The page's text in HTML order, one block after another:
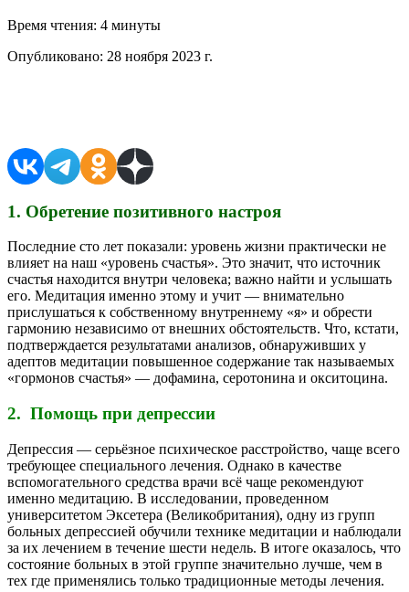
Время чтения: 4 минуты
Опубликовано: 28 ноября 2023 г.
1. Обретение позитивного настроя
Последние сто лет показали: уровень жизни практически не
влияет на наш «уровень счастья». Это значит, что источник
счастья находится внутри человека; важно найти и услышать
его. Медитация именно этому и учит — внимательно
прислушаться к собственному внутреннему «я» и обрести
гармонию независимо от внешних обстоятельств. Что, кстати,
подтверждается результатами анализов, обнаруживших у
адептов медитации повышенное содержание так называемых
«гормонов счастья» — дофамина, серотонина и окситоцина.
2. Помощь при депрессии
Депрессия — серьёзное психическое расстройство, чаще всего
требующее специального лечения. Однако в качестве
вспомогательного средства врачи всё чаще рекомендуют
именно медитацию. В исследовании, проведенном
университетом Эксетера (Великобритания), одну из групп
больных депрессией обучили технике медитации и наблюдали
за их лечением в течение шести недель. В итоге оказалось, что
состояние больных в этой группе значительно лучше, чем в
тех где применялись только традиционные методы лечения.